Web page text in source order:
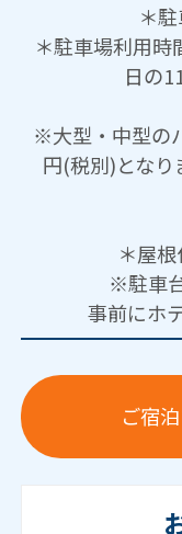
＊
＊駐車場利用時
日の
※大型・中型の
円(税別)となり
＊屋
※駐車
事前にホ
ご宿